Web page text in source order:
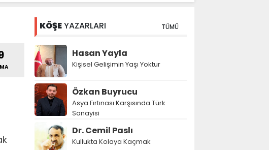
KÖŞEYAZARLARI TÜMÜ
Hasan Yayla
Kişisel Gelişimin Yaşı Yoktur
Özkan Buyrucu
Asya Fırtınası Karşısında Türk
Sanayisi
Dr. Cemil Paslı
Kullukta Kolaya Kaçmak